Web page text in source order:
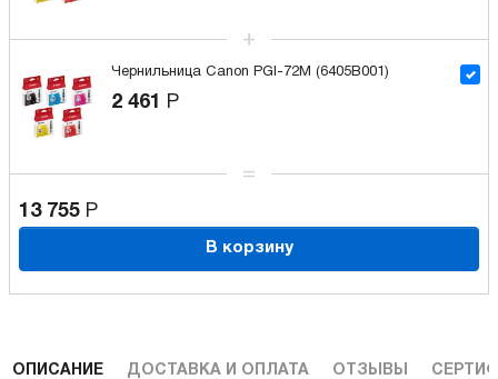
Чернильница Canon PGI-72M (6405B001)
2 461 Р
13 755 Р
В корзину
ОПИСАНИЕ ДОСТАВКА И ОПЛАТА ОТЗЫВЫ